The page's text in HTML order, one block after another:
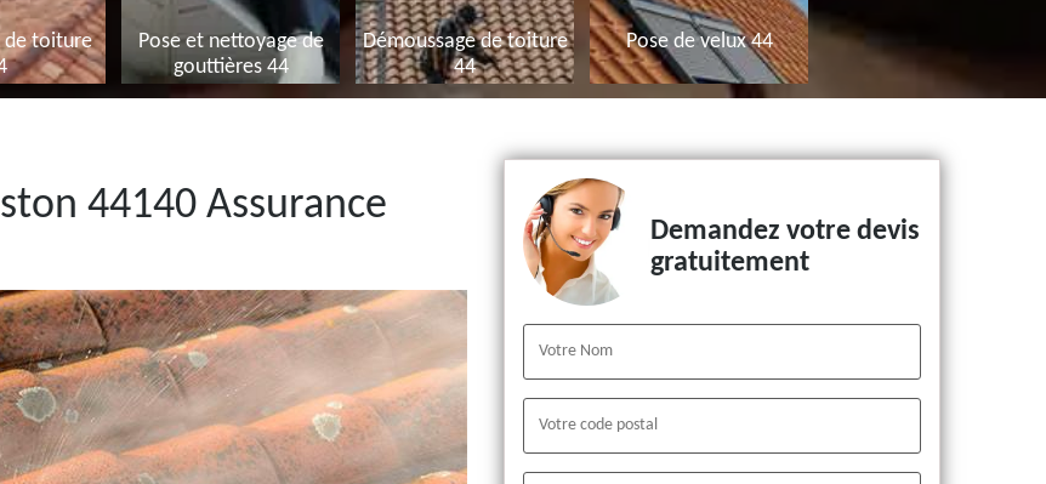
de toiture
Pose et nettoyage de
gouttières 44
Démoussage de toiture
44
Pose de velux 44
44140 Assurance
Demandez votre devis
gratuitement